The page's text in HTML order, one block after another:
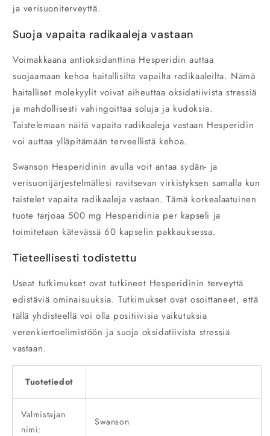
ja verisuoniterveyttä.
Suoja vapaita radikaaleja vastaan
Voimakkaana antioksidanttina Hesperidin auttaa
suojaamaan kehoa haitallisilta vapailta radikaaleilta. Nämä
haitalliset molekyylit voivat aiheuttaa oksidatiivista stressiä
ja mahdollisesti vahingoittaa soluja ja kudoksia.
Taistelemaan näitä vapaita radikaaleja vastaan Hesperidin
voi auttaa ylläpitämään terveellistä kehoa.
Swanson Hesperidinin avulla voit antaa sydän- ja
verisuonijärjestelmällesi ravitsevan virkistyksen samalla kun
taistelet vapaita radikaaleja vastaan. Tämä korkealaatuinen
tuote tarjoaa 500 mg Hesperidinia per kapseli ja
toimitetaan kätevässä 60 kapselin pakkauksessa.
Tieteellisesti todistettu
Useat tutkimukset ovat tutkineet Hesperidinin terveyttä
edistäviä ominaisuuksia. Tutkimukset ovat osoittaneet, että
tällä yhdisteellä voi olla positiivisia vaikutuksia
verenkiertoelimistöön ja suoja oksidatiivista stressiä
vastaan.
Tuotetiedot
Valmistajan
nimi:
Swanson